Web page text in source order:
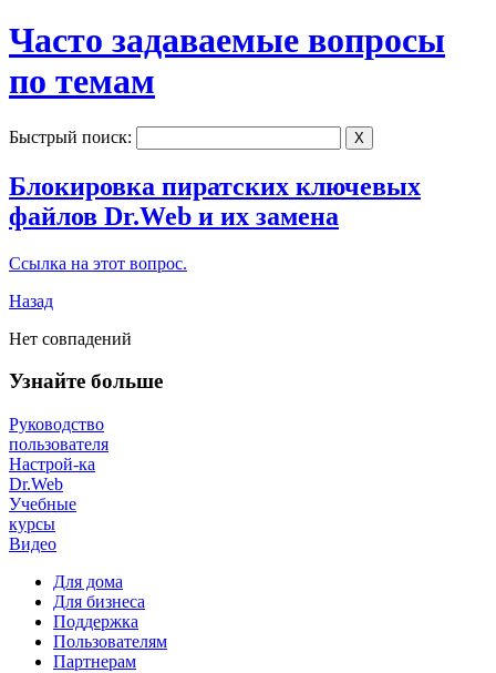
Часто задаваемые вопросы
по темам
Быстрый поиск: X
Блокировка пиратских ключевых
файлов Dr.Web и их замена
Ссылка на этот вопрос.
Назад
Нет совпадений
Узнайте больше
Руководство
пользователя
Настрой-ка
Dr.Web
Учебные
курсы
Видео
Для дома
Для бизнеса
Поддержка
Пользователям
Партнерам